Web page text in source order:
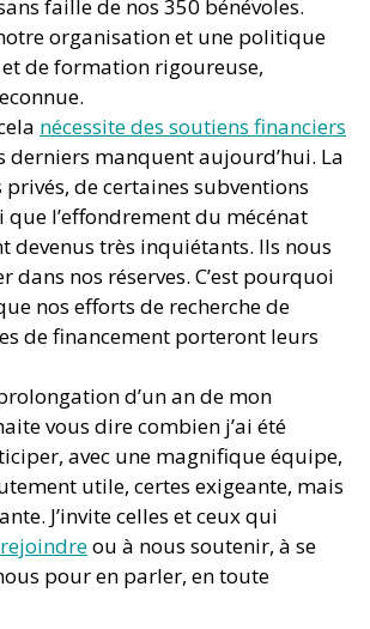
faille de nos 350 bénévoles.
organisation et une politique
de formation rigoureuse,
nécessite des soutiens financiers
derniers manquent aujourd’hui. La
privés, de certaines subventions
l’effondrement du mécénat
devenus très inquiétants. Ils nous
dans nos réserves. C’est pourquoi
nos efforts de recherche de
de financement porteront leurs
d’un an de mon
vous dire combien j’ai été
avec une magnifique équipe,
utile, certes exigeante, mais
J’invite celles et ceux qui
ou à nous soutenir, à se
pour en parler, en toute